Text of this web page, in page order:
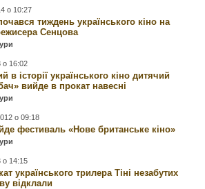
о 10:27
тиждень українського кіно на
Сенцова
о 16:02
в історії українського кіно дитячий
вийде в прокат навесні
о 09:18
фестиваль «Нове британське кіно»
о 14:15
українського трилера Тіні незабутих
відклали